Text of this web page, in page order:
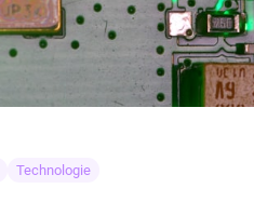
Technologie